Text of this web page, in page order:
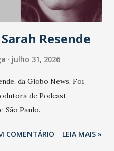
Resende
julho 31, 2026
da Globo News. Foi
de Podcast.
São Paulo.
COMENTÁRIO LEIA MAIS »